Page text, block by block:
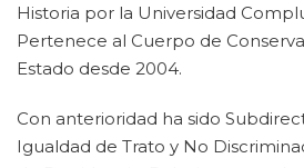
Historia por la Universidad
Pertenece al Cuerpo de
Estado desde 2004.
Con anterioridad ha sido
Igualdad de Trato y No